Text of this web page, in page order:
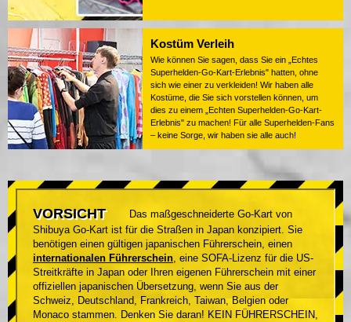
Kostüm Verleih
Wie können Sie sagen, dass Sie ein „Echtes
Superhelden-Go-Kart-Erlebnis" hatten, ohne
sich wie einer zu verkleiden! Wir haben alle
Kostüme, die Sie sich vorstellen können, um
dies zu einem „Echten Superhelden-Go-Kart-
Erlebnis" zu machen! Für alle Superhelden-Fans
– keine Sorge, wir haben sie alle auch!
VORSICHT
Das maßgeschneiderte Go-Kart von
Shibuya Go-Kart ist für die Straßen in Japan konzipiert. Sie
benötigen einen gültigen japanischen Führerschein, einen
internationalen Führerschein, eine SOFA-Lizenz für die US-
Streitkräfte in Japan oder Ihren eigenen Führerschein mit einer
offiziellen japanischen Übersetzung, wenn Sie aus der
Schweiz, Deutschland, Frankreich, Taiwan, Belgien oder
Monaco stammen. Denken Sie daran! KEIN FÜHRERSCHEIN,